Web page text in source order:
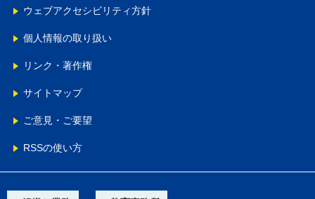
ウェブアクセシビリティ方針
個人情報の取り扱い
リンク・著作権
サイトマップ
ご意見・ご要望
RSSの使い方